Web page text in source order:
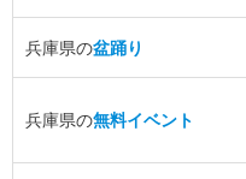
兵庫県の盆踊り
兵庫県の無料イベント